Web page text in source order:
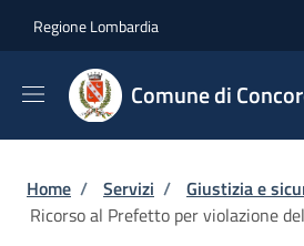
Regione Lombardia
Comune di
Briciole di pane
Home / Servizi / Giustizia e
Ricorso al Prefetto per violazione